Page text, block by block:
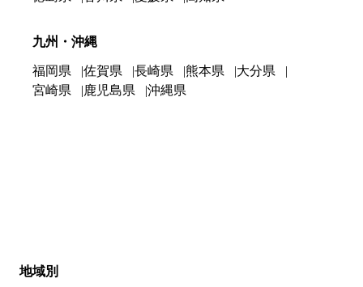
九州・沖縄
福岡県 佐賀県 長崎県 熊本県
大分県
宮崎県
鹿児島県 沖縄県
地域別